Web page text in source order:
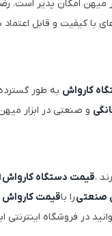
میهن امکان پذیر است.
با کیفیت و قابل
کارواش به طور
و صنعتی در ابزار
،قیمت دستگاه کارواش
صنعتیرا باقیمت کارواش
در فروشگاه